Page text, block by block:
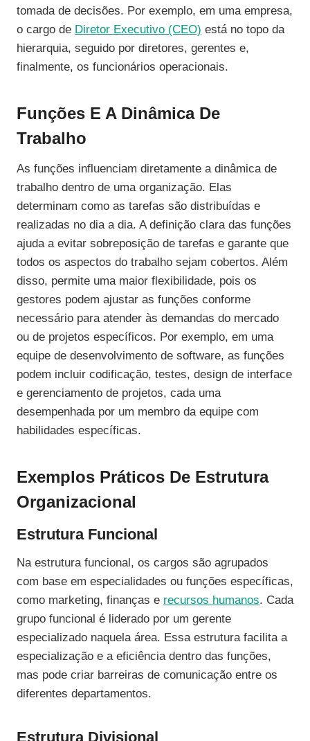
tomada de decisões. Por exemplo, em uma empresa,
o cargo de Diretor Executivo (CEO) está no topo da
hierarquia, seguido por diretores, gerentes e,
finalmente, os funcionários operacionais.
Funções E A Dinâmica De
Trabalho
As funções influenciam diretamente a dinâmica de
trabalho dentro de uma organização. Elas
determinam como as tarefas são distribuídas e
realizadas no dia a dia. A definição clara das funções
ajuda a evitar sobreposição de tarefas e garante que
todos os aspectos do trabalho sejam cobertos. Além
disso, permite uma maior flexibilidade, pois os
gestores podem ajustar as funções conforme
necessário para atender às demandas do mercado
ou de projetos específicos. Por exemplo, em uma
equipe de desenvolvimento de software, as funções
podem incluir codificação, testes, design de interface
e gerenciamento de projetos, cada uma
desempenhada por um membro da equipe com
habilidades específicas.
Exemplos Práticos De Estrutura
Organizacional
Estrutura Funcional
Na estrutura funcional, os cargos são agrupados
com base em especialidades ou funções específicas,
como marketing, finanças e recursos humanos. Cada
grupo funcional é liderado por um gerente
especializado naquela área. Essa estrutura facilita a
especialização e a eficiência dentro das funções,
mas pode criar barreiras de comunicação entre os
diferentes departamentos.
Estrutura Divisional